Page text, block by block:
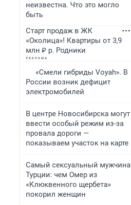
неизвестна. Что это могло
быть
Старт продаж в ЖК
«Околица»! Квартиры от 3,9
млн ₽ р. Родники
«Смели гибриды Voyah». В
России возник дефицит
электромобилей
В центре Новосибирска могут
ввести особый режим из-за
провала дороги —
показываем участок на карте
Самый сексуальный мужчина
Турции: чем Омер из
«Клюквенного щербета»
покорил женщин